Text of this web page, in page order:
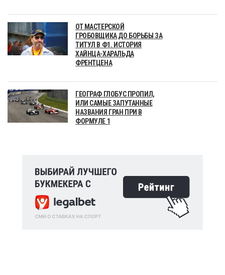
ОТ МАСТЕРСКОЙ
ГРОБОВЩИКА ДО БОРЬБЫ ЗА
ТИТУЛ В Ф1. ИСТОРИЯ
ХАЙНЦА-ХАРАЛЬДА
ФРЕНТЦЕНА
ГЕОГРАФ ГЛОБУС ПРОПИЛ,
ИЛИ САМЫЕ ЗАПУТАННЫЕ
НАЗВАНИЯ ГРАН ПРИ В
ФОРМУЛЕ 1